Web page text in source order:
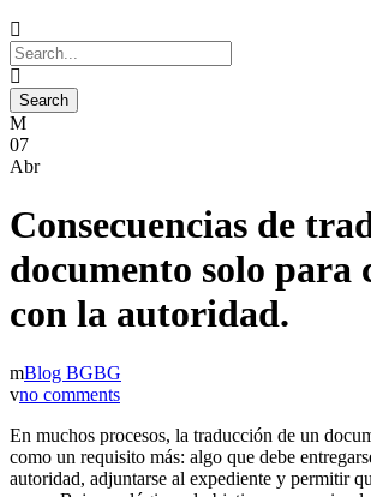
07
Abr
Consecuencias de
documento solo para
con la autoridad.
Blog BGBG
no comments
En muchos procesos, la traducción de un
como un requisito más: algo que debe
autoridad, adjuntarse al expediente y permitir